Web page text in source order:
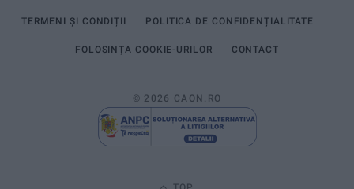
TERMENI ȘI CONDIȚII POLITICA DE CONFIDENȚIALITATE
FOLOSINȚA COOKIE-URILOR CONTACT
© 2026 CAON.RO